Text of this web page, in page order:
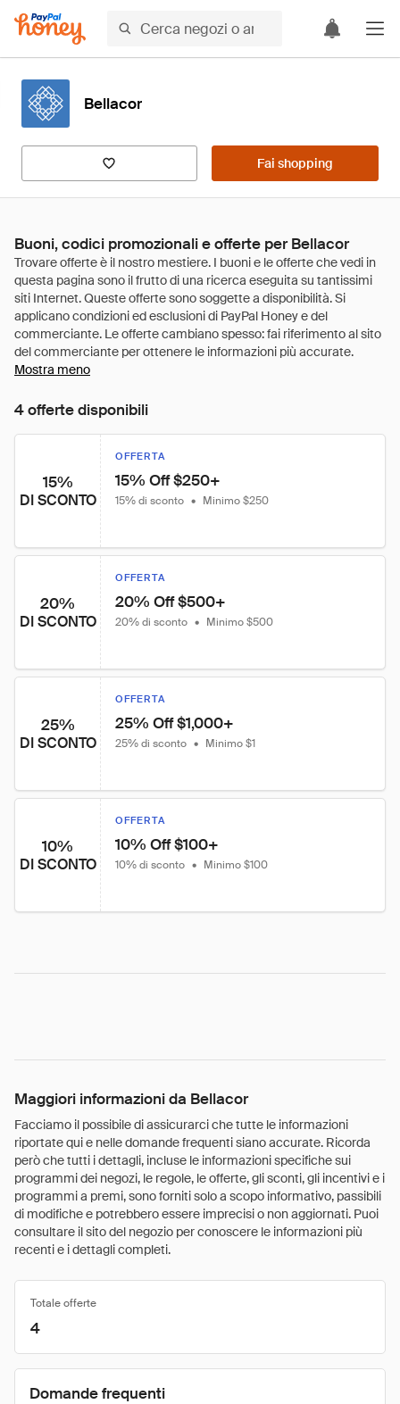
Bellacor
Fai shopping
Buoni, codici promozionali e offerte per Bellacor
Mostra meno
4 offerte disponibili
15%
DI SCONTO
OFFERTA
15% Off $250+
15% di sconto • Minimo $250
20%
DI SCONTO
OFFERTA
20% Off $500+
20% di sconto • Minimo $500
25%
DI SCONTO
OFFERTA
25% Off $1,000+
25% di sconto • Minimo $1
10%
DI SCONTO
OFFERTA
10% Off $100+
10% di sconto • Minimo $100
Maggiori informazioni da Bellacor
Facciamo il possibile di assicurarci che tutte le informazioni
riportate qui e nelle domande frequenti siano accurate. Ricorda
però che tutti i dettagli, incluse le informazioni specifiche sui
programmi dei negozi, le regole, le offerte, gli sconti, gli incentivi e i
programmi a premi, sono forniti solo a scopo informativo, passibili
di modifiche e potrebbero essere imprecisi o non aggiornati. Puoi
consultare il sito del negozio per conoscere le informazioni più
recenti e i dettagli completi.
Totale offerte
4
Domande frequenti